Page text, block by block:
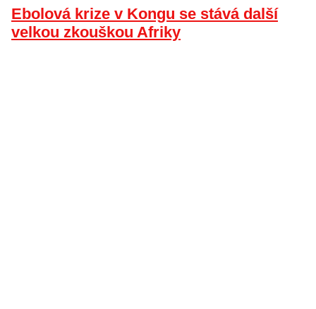
Ebolová krize v Kongu se stává další
velkou zkouškou Afriky